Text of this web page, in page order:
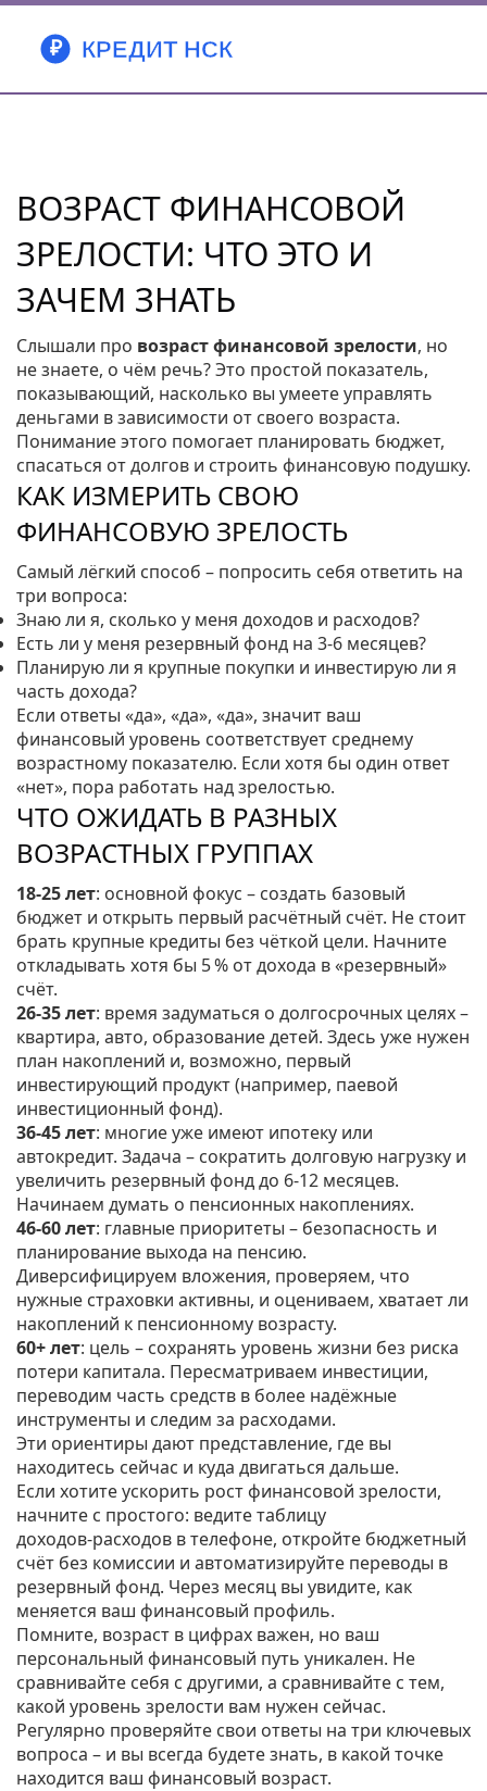
ВОЗРАСТ ФИНАНСОВОЙ
ЗРЕЛОСТИ: ЧТО ЭТО И
ЗАЧЕМ ЗНАТЬ
Слышали про возраст финансовой зрелости, но
не знаете, о чём речь? Это простой показатель,
показывающий, насколько вы умеете управлять
деньгами в зависимости от своего возраста.
Понимание этого помогает планировать бюджет,
спасаться от долгов и строить финансовую подушку.
КАК ИЗМЕРИТЬ СВОЮ
ФИНАНСОВУЮ ЗРЕЛОСТЬ
Самый лёгкий способ – попросить себя ответить на
три вопроса:
Знаю ли я, сколько у меня доходов и расходов?
Есть ли у меня резервный фонд на 3‑6 месяцев?
Планирую ли я крупные покупки и инвестирую ли я
часть дохода?
Если ответы «да», «да», «да», значит ваш
финансовый уровень соответствует среднему
возрастному показателю. Если хотя бы один ответ
«нет», пора работать над зрелостью.
ЧТО ОЖИДАТЬ В РАЗНЫХ
ВОЗРАСТНЫХ ГРУППАХ
18‑25 лет: основной фокус – создать базовый
бюджет и открыть первый расчётный счёт. Не стоит
брать крупные кредиты без чёткой цели. Начните
откладывать хотя бы 5 % от дохода в «резервный»
счёт.
26‑35 лет: время задуматься о долгосрочных целях –
квартира, авто, образование детей. Здесь уже нужен
план накоплений и, возможно, первый
инвестирующий продукт (например, паевой
инвестиционный фонд).
36‑45 лет: многие уже имеют ипотеку или
автокредит. Задача – сократить долговую нагрузку и
увеличить резервный фонд до 6‑12 месяцев.
Начинаем думать о пенсионных накоплениях.
46‑60 лет: главные приоритеты – безопасность и
планирование выхода на пенсию.
Диверсифицируем вложения, проверяем, что
нужные страховки активны, и оцениваем, хватает ли
накоплений к пенсионному возрасту.
60+ лет: цель – сохранять уровень жизни без риска
потери капитала. Пересматриваем инвестиции,
переводим часть средств в более надёжные
инструменты и следим за расходами.
Эти ориентиры дают представление, где вы
находитесь сейчас и куда двигаться дальше.
Если хотите ускорить рост финансовой зрелости,
начните с простого: ведите таблицу
доходов‑расходов в телефоне, откройте бюджетный
счёт без комиссии и автоматизируйте переводы в
резервный фонд. Через месяц вы увидите, как
меняется ваш финансовый профиль.
Помните, возраст в цифрах важен, но ваш
персональный финансовый путь уникален. Не
сравнивайте себя с другими, а сравнивайте с тем,
какой уровень зрелости вам нужен сейчас.
Регулярно проверяйте свои ответы на три ключевых
вопроса – и вы всегда будете знать, в какой точке
находится ваш финансовый возраст.